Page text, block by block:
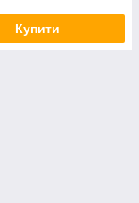
Купити